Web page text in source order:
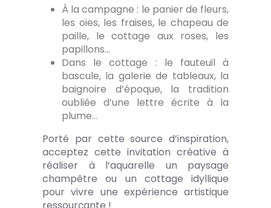
À la campagne : le panier de fleurs,
les oies, les fraises, le chapeau de
paille, le cottage aux roses, les
papillons…
Dans le cottage : le fauteuil à
bascule, la galerie de tableaux, la
baignoire d’époque, la tradition
oubliée d’une lettre écrite à la
plume…
Porté par cette source d’inspiration,
acceptez cette invitation créative à
réaliser à l’aquarelle un paysage
champêtre ou un cottage idyllique
pour vivre une expérience artistique